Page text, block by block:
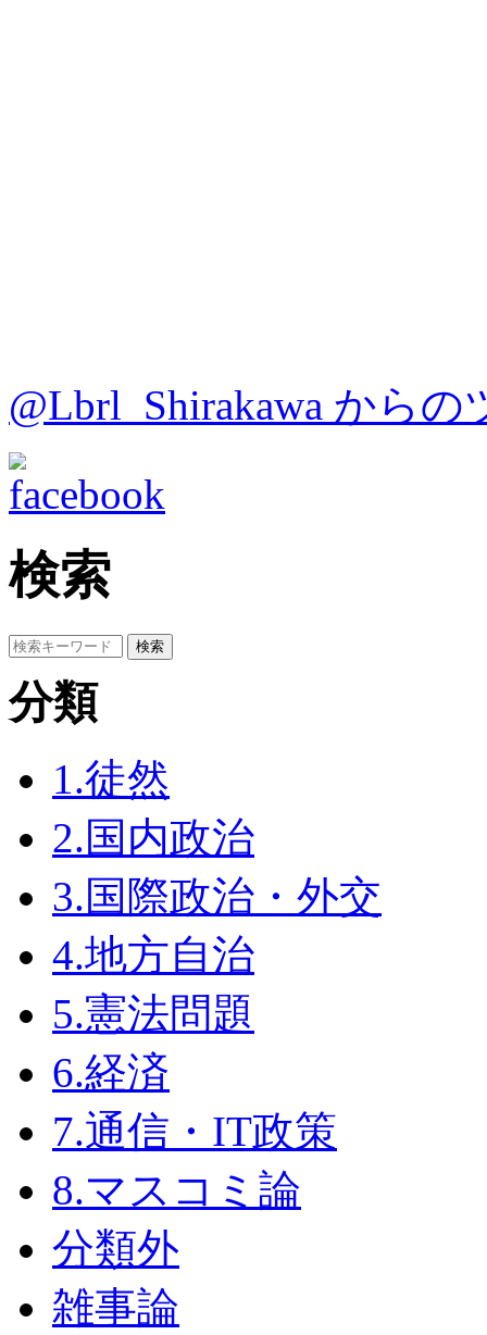
@Lbrl_Shirakawa からの
検索
分類
1.徒然
2.国内政治
3.国際政治・外交
4.地方自治
5.憲法問題
6.経済
7.通信・IT政策
8.マスコミ論
分類外
雑事論